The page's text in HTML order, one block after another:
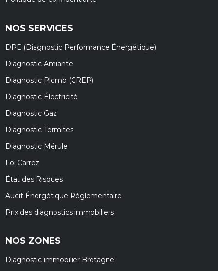
NOS SERVICES
DPE (Diagnostic Performance Énergétique)
Diagnostic Amiante
Diagnostic Plomb (CREP)
Diagnostic Électricité
Diagnostic Gaz
Diagnostic Termites
Diagnostic Mérule
Loi Carrez
État des Risques
Audit Énergétique Réglementaire
Prix des diagnostics immobiliers
NOS ZONES
Diagnostic immobilier Bretagne